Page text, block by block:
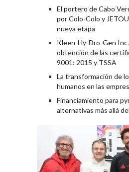
El portero de Cabo
por Colo-Colo y
nueva etapa
Kleen-Hy-Dro-Gen
obtención de las
9001: 2015 y TSSA
La transformación de
humanos en las
Financiamiento para
alternativas más allá